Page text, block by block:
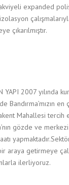
expanded
çıkarılmıştır.
YAPI 2007 yılında
Bandırma’mızın
Mahallesi tercih
gözde ve
araya getirmeye
ilerliyoruz.